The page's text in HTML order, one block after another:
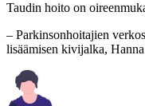
Taudin hoito on
– Parkinsonhoitajien
lisäämisen kivijalka,